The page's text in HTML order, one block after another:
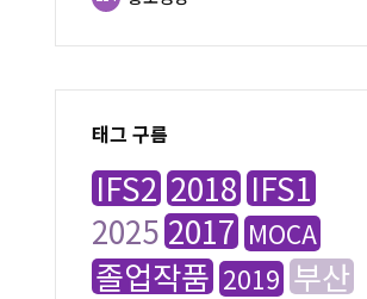
태그 구름
IFS2 2018 IFS1
2025 2017 MOCA
졸업작품 2019 부산